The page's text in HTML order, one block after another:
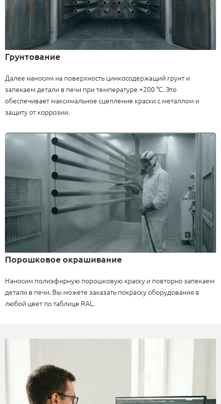
Грунтование
Далее наносим на поверхность цинкосодержащий грунт и
запекаем детали в печи при температуре +200 °C. Это
обеспечивает максимальное сцепление краски с металлом и
защиту от коррозии.
Порошковое окрашивание
Наносим полиэфирную порошковую краску и повторно запекаем
детали в печи. Вы можете заказать покраску оборудования в
любой цвет по таблице RAL.